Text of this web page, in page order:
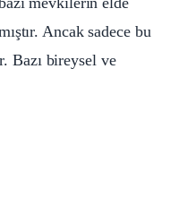
Ancak sadece bu
Bazı bireysel ve